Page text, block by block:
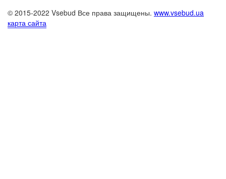
© 2015-2022 Vsebud Все права защищены. www.vsebud.ua
карта сайта